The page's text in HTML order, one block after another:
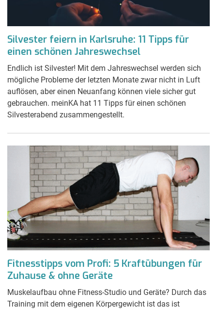
Silvester feiern in Karlsruhe: 11 Tipps für
einen schönen Jahreswechsel
Endlich ist Silvester! Mit dem Jahreswechsel werden sich
mögliche Probleme der letzten Monate zwar nicht in Luft
auflösen, aber einen Neuanfang können viele sicher gut
gebrauchen. meinKA hat 11 Tipps für einen schönen
Silvesterabend zusammengestellt.
Fitnesstipps vom Profi: 5 Kraftübungen für
Zuhause & ohne Geräte
Muskelaufbau ohne Fitness-Studio und Geräte? Durch das
Training mit dem eigenen Körpergewicht ist das ist